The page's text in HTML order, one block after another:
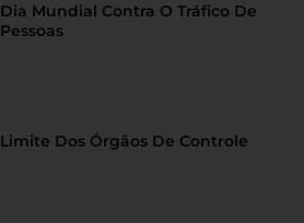
Dia Mundial Contra O Tráfico De
Pessoas
Limite Dos Órgãos De Controle